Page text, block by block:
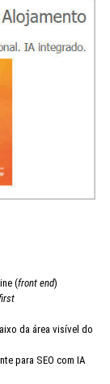
(front end)
da área visível do
para SEO com IA